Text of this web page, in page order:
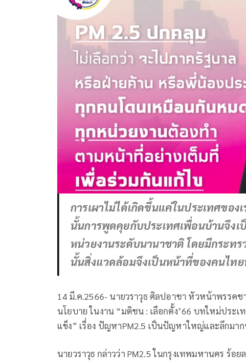
การเผาไม่ได้เกิดขึ้นแค่ในประเทศของ
นั้นการพูดคุยกับประเทศเพื่อนบ้านจึง
หน่วยงานระดับนานาชาติ โดยมีกระท
นั้นสิ่งแวดล้อมจึงเป็นหน้าที่ของคนไท
14 มี.ค.2566- นายวราวุธ ศิลปอาชา หัวหน้าพรร
นโยบาย ในงาน “มติชน : เลือกตั้ง’66 บทใหม่ประ
แข็ง” เรื่อง ปัญหาPM2.5 เป็นปัญหาใหญ่และลึกมา
นายวราวุธ กล่าวว่า PM2.5 ในกรุงเทพมหานคร ร้อ